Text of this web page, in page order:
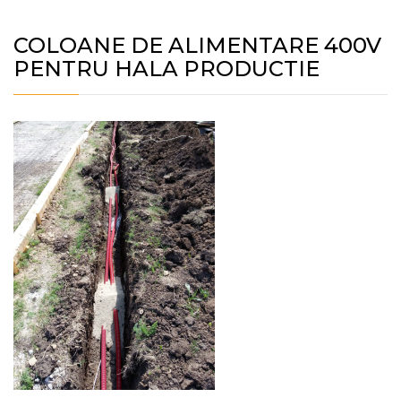
COLOANE DE ALIMENTARE 400V
PENTRU HALA PRODUCTIE